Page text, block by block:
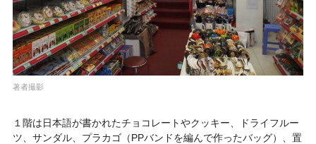
著者撮影
１階は日本語が書かれたチョコレートやクッキー、ドライフルー
ツ、サンダル、プラカゴ（PPバンドを編んで作ったバッグ）、置